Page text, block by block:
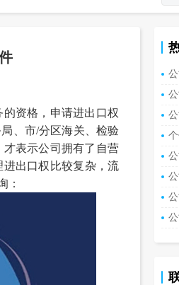
资格，申请进出口权
、市/分区海关、检验
表示公司拥有了自营
进出口权比较复杂，流
：